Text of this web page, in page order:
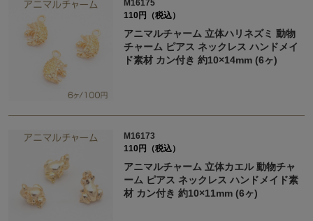
M16175
110円（税込）
アニマルチャーム 立体ハリネズミ 動物
チャーム ピアス ネックレス ハンドメイ
ド素材 カン付き 約10×14mm (6ヶ)
M16173
110円（税込）
アニマルチャーム 立体カエル 動物チャ
ーム ピアス ネックレス ハンドメイド素
材 カン付き 約10×11mm (6ヶ)